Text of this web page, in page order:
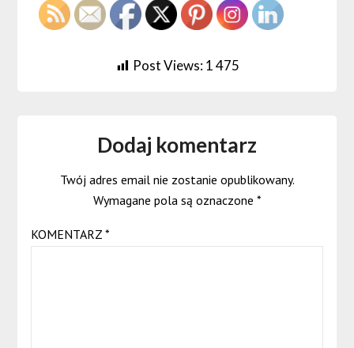
Post Views:1 475
Dodaj komentarz
Twój adres email nie zostanie opublikowany.
Wymagane pola są oznaczone *
KOMENTARZ *